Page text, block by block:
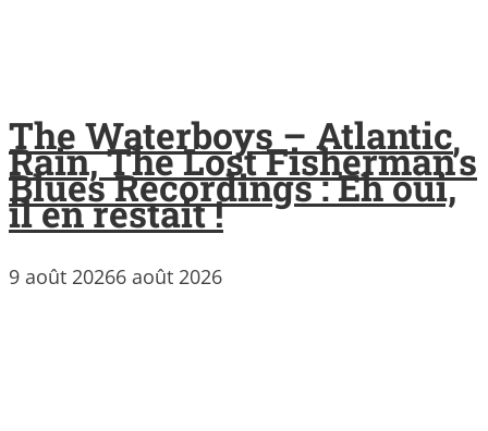
The Waterboys – Atlantic
Rain, The Lost Fisherman’s
Blues Recordings : Eh oui,
il en restait !
9 août 20266 août 2026